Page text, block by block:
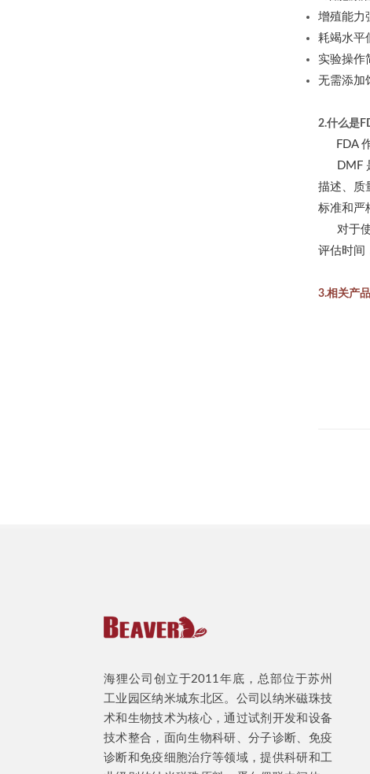
增殖能力
耗竭水平
实验操作
无需添加
2.什么是
FDA 作
DMF 是
描述、质
标准和严
对于使
评估时间
3.相关产品
海狸公司创立于2011年底，总部位于苏州
工业园区纳米城东北区。公司以纳米磁珠技
术和生物技术为核心，通过试剂开发和设备
技术整合，面向生物科研、分子诊断、免疫
诊断和免疫细胞治疗等领域，提供科研和工